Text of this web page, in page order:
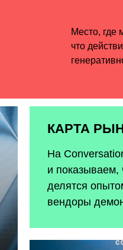
КАРТА
На
и показываем,
делятся
вендоры